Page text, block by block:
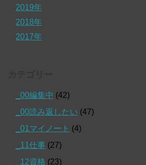
2019年
2018年
2017年
_00編集中 (42)
_00読み返したい (47)
_01マイノート (4)
_11仕事 (27)
_12資格 (23)